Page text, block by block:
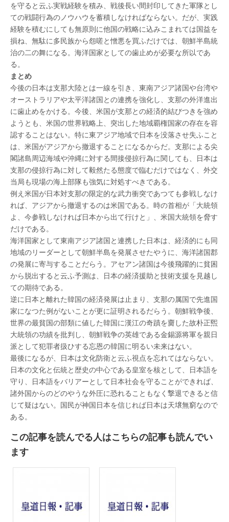
を守ると云ふ実戦経験を積み、戦後長い間封印してきた軍隊とし
ての戦闘行為のノウハウを蓄積しなければならない。だが、実践
経験を積むにしても無原則に他国の戦略に込みこまれては国益を
損ね、無駄に多民族から怨嗟と憎悪を買ふだけでは、朝鮮半島統
治の二の舞になる。海洋国家としての歯止めが必要な所以であ
る。
まとめ
今後の日本は支那大陸とは一線を引き、東南アジア諸国や台湾や
オーストラリアや太平洋諸国との連携を強化し、支那の外洋進出
に歯止めをかける。今後、米国が支那との経済的結びつきを強め
ようとも、米国の世界戦略上、突出した地域覇権国家の存在を容
認することはない。特に東アジア地域で日本を没落させ失ふこと
は、米国がアジアから撤退することになるからだ。支那による尖
閣諸島周辺海域や沖縄に対する間接侵掠行為に関しても、日本は
支那の侵掠行為に対して毅然たる態度で臨むだけではなく、外交
当局も現場の海上部隊も強気に対処すべきである。
例え米国が日本対支那の限定的な武力衝突であつても参戦しなけ
れば、アジアから撤退するのは米国である。時の首相が「大統領
よ、今参戦しなければ日本から出て行けと」、米国大統領を脅す
だけである。
海洋国家として東南アジア諸国と連携した日本は、経済的にも同
地域のリーダーとして朝鮮半島を発展させたやうに、海洋諸国郡
の発展に寄与することだらう。アセアン諸国は今後飛躍的に貧困
から脱出すると云ふ予測は、日本の経済援助と技術支援を見越し
ての期待である。
逆に日本と離れた韓国の経済発展は止まり、支那の属国で先進国
家になつた例がないことが更に証明されるだらう。朝鮮戦争後、
世界の最貧国の部類に値した韓国に漢江の奇蹟を齎した故朴正煕
大統領の功績を批判し、朝鮮戦争の英雄である金錫源将軍を親日
派として犯罪者扱ひする忘恩の韓国に明るい未来はない。
最後になるが、日本は文化防衛と云ふ視点を忘れてはならない。
日本の文化と伝統と歴史の中心である皇室を核として、日本語を
守り、日本語をバリアーとして日本社会を守ることができれば、
諸外国からのどのやうな外圧に恐れることもなく撃退できると信
じて疑はない。国民が神国日本を信じれば日本は天壌無窮なので
ある。
この記事を読んでる人はこちらの記事も読んでい
ます